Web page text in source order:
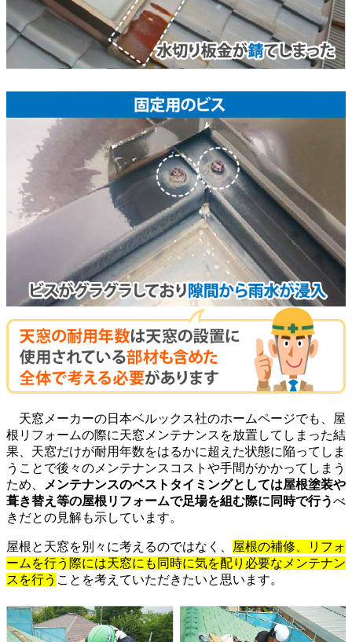
天窓メーカーの日本ベルックス社のホームページでも、屋
根リフォームの際に天窓メンテナンスを放置してしまった結
果、天窓だけが耐用年数をはるかに超えた状態に陥ってしま
うことで後々のメンテナンスコストや手間がかかってしまう
ため、
メンテナンスのベストタイミングとしては屋根塗装や
葺き替え等の屋根リフォームで足場を組む際に同時で行うべ
きだとの見解も示しています。
屋根と天窓を別々に考えるのではなく、
屋根の補修、リフォ
ームを行う際には天窓にも同時に気を配り必要なメンテナン
スを行う ことを考えていただきたいと思います。